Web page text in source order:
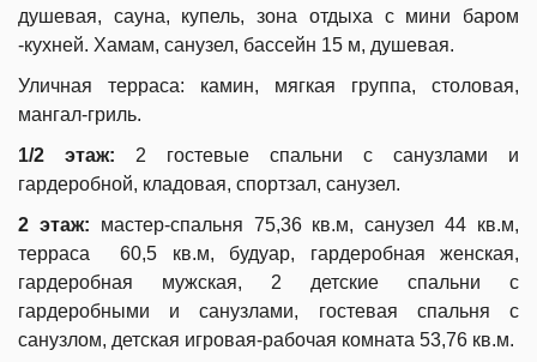
душевая, сауна, купель, зона отдыха с мини баром
-кухней. Хамам, санузел, бассейн 15 м, душевая.
Уличная терраса: камин, мягкая группа, столовая,
мангал-гриль.
1/2 этаж: 2 гостевые спальни с санузлами и
гардеробной, кладовая, спортзал, санузел.
2 этаж: мастер-спальня 75,36 кв.м, санузел 44 кв.м,
терраса 60,5 кв.м, будуар, гардеробная женская,
гардеробная мужская, 2 детские спальни с
гардеробными и санузлами, гостевая спальня с
санузлом, детская игровая-рабочая комната 53,76 кв.м.